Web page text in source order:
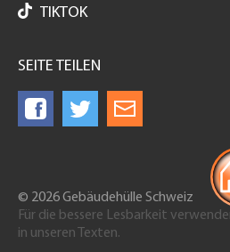
TIKTOK
SEITE TEILEN
© 2026 Gebäudehülle Schweiz
Für die bessere Lesbarkeit
in unseren Texten.